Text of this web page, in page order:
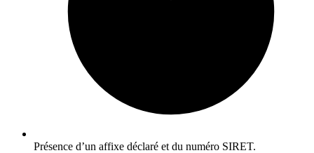
Présence d’un affixe déclaré et du numéro SIRET.